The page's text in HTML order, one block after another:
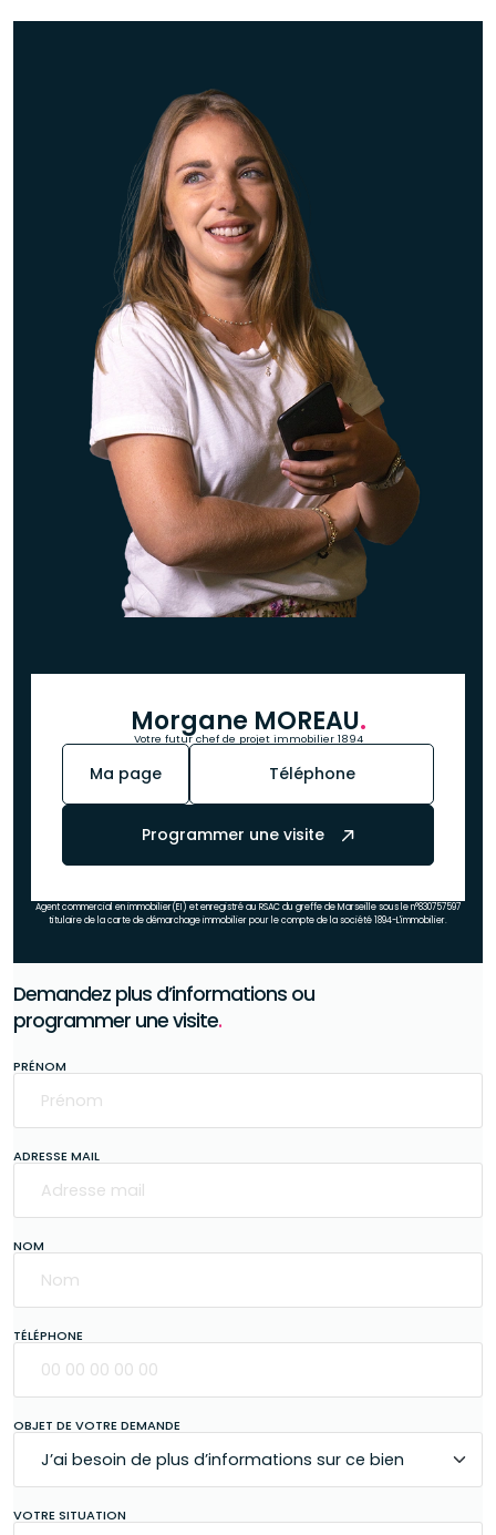
Morgane MOREAU.
Votre futur chef de projet immobilier 1894
Ma page Téléphone
Programmer une visite
Agent commercial en immobilier(EI) et enregistré au RSAC du greffe de Marseille sous le n°830757597
titulaire de la carte de démarchage immobilier pour le compte de la société 1894-L'immobilier.
Demandez plus d’informations ou
programmer une visite.
PRÉNOM
ADRESSE MAIL
NOM
TÉLÉPHONE
OBJET DE VOTRE DEMANDE
VOTRE SITUATION